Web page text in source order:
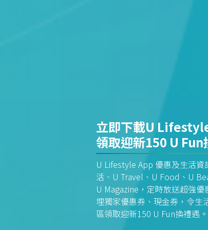
立即下載U
領取迎新150 U Fun
U Lifestyle App 優惠及生活
活、U Travel、U Food、U
U Magazine，定時放送超強
埋獨家優惠券、現金券，令
區領取迎新150 U Fun換禮遇。